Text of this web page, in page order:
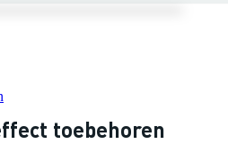
toebehoren